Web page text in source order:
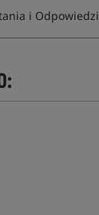
i Odpowiedzi